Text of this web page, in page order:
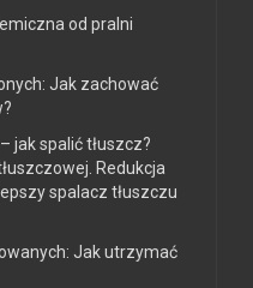
od pralni
Jak zachować
jak spalić tłuszcz?
Redukcja
spalacz tłuszczu
Jak utrzymać